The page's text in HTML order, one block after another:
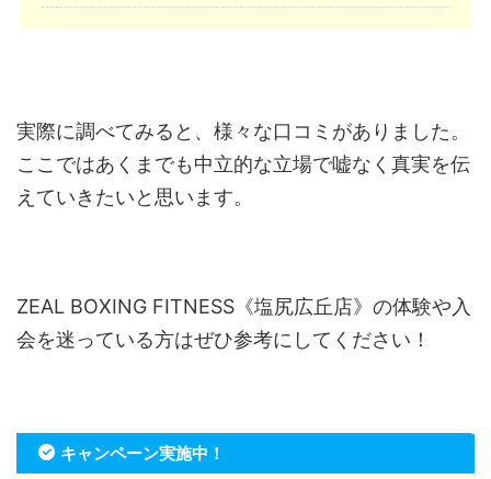
実際に調べてみると、様々な口コミがありました。
ここではあくまでも中立的な立場で嘘なく真実を伝
えていきたいと思います。
ZEAL BOXING FITNESS《塩尻広丘店》の体験や入
会を迷っている方はぜひ参考にしてください！
キャンペーン実施中！